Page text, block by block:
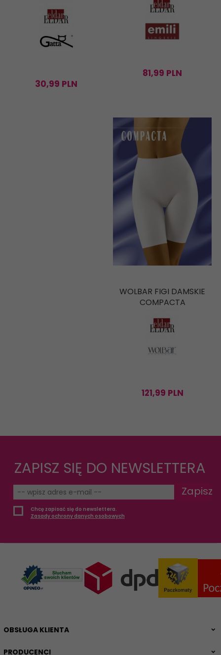
30,99 PLN
81,99 PLN
WOLBAR FIGI DAMSKIE
COMPACTA
121,99 PLN
ZAPISZ SIĘ DO NEWSLETTERA
Zapisz
Chcę zapisać się do newslettera.
Zasady ochrony danych osobowych
OBSŁUGA KLIENTA
PRODUCENCI